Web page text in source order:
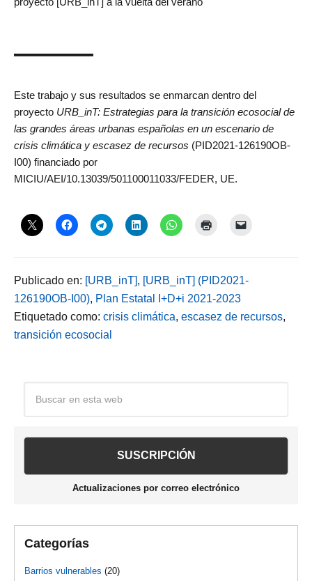
———
Este trabajo y sus resultados se enmarcan dentro del
proyecto URB_inT: Estrategias para la transición ecosocial de
las grandes áreas urbanas españolas en un escenario de
crisis climática y escasez de recursos (PID2021-126190OB-
I00) financiado por
MICIU/AEI/10.13039/501100011033/FEDER, UE.
Publicado en: [URB_inT], [URB_inT] (PID2021-
126190OB-I00), Plan Estatal I+D+i 2021-2023
Etiquetado como: crisis climática, escasez de recursos,
transición ecosocial
Barra
lateral
principal
Actualizaciones por correo electrónico
Categorías
Barrios vulnerables (20)